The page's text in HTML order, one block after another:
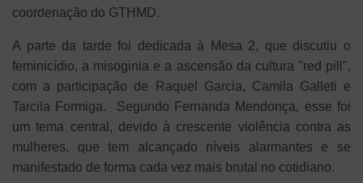
coordenação do GTHMD.
A parte da tarde foi dedicada à Mesa 2, que discutiu o
feminicídio, a misoginia e a ascensão da cultura "red pill",
com a participação de Raquel Garcia, Camila Galleti e
Tarcila Formiga. Segundo Fernanda Mendonça, esse foi
um tema central, devido à crescente violência contra as
mulheres, que tem alcançado níveis alarmantes e se
manifestado de forma cada vez mais brutal no cotidiano.